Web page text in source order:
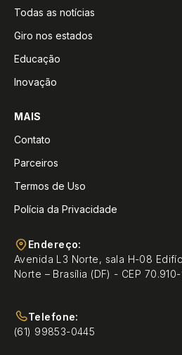
Todas as notícias
Giro nos estados
Educação
Inovação
MAIS
Contato
Parceiros
Termos de Uso
Polícia da Privacidade
Endereço:
Avenida L3 Norte, sala H-08
Norte – Brasília (DF) - CEP
Telefone:
(61) 99853-0445